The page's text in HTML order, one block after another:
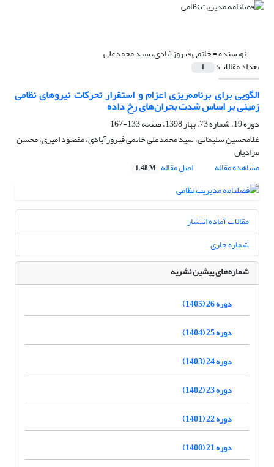
نویسنده =خاتمی فیروزآبادی، سید محمدعلی
تعداد مقالات: 1
الگویی برای برنامه‌ریزی اعزام و استقرار تحرکات نیروهای نظامی
زمینی بر اساس شدت بحران‌های رخ داده
دوره 19، شماره 73، بهار 1398، صفحه
133-167
غلامحسین سلیمانی، سید محمدعلی خاتمی فیروزآبادی، مقصود امیری، محسن
مرادیان
مشاهده مقاله
اصل مقاله 1.48 M
مقالات آماده انتشار
شماره جاری
شماره‌های پیشین نشریه
دوره 26 (1405)
دوره 25 (1404)
دوره 24 (1403)
دوره 23 (1402)
دوره 22 (1401)
دوره 21 (1400)